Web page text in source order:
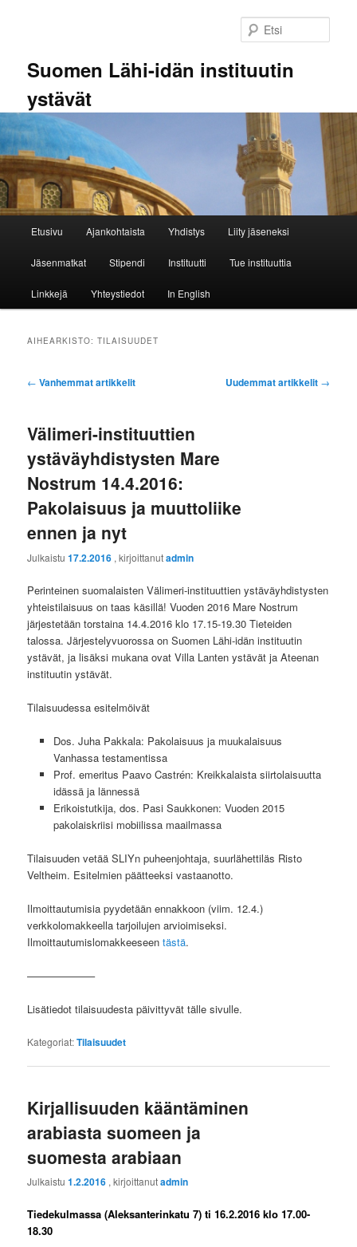
Suomen Lähi-idän instituutin
ystävät
Etusivu Ajankohtaista Yhdistys Liity jäseneksi
Jäsenmatkat Stipendi Instituutti Tue instituuttia
Linkkejä Yhteystiedot In English
AIHEARKISTO:TILAISUUDET
Artikkelien
← Vanhemmat artikkelit Uudemmat artikkelit →
Välimeri-instituuttien
ystäväyhdistysten Mare
Nostrum 14.4.2016:
Pakolaisuus ja muuttoliike
ennen ja nyt
Julkaistu17.2.2016 , kirjoittanutadmin
Perinteinen suomalaisten Välimeri-instituuttien ystäväyhdistysten
yhteistilaisuus on taas käsillä! Vuoden 2016 Mare Nostrum
järjestetään torstaina 14.4.2016 klo 17.15-19.30 Tieteiden
talossa. Järjestelyvuorossa on Suomen Lähi-idän instituutin
ystävät, ja lisäksi mukana ovat Villa Lanten ystävät ja Ateenan
instituutin ystävät.
Tilaisuudessa esitelmöivät
Dos. Juha Pakkala: Pakolaisuus ja muukalaisuus
Vanhassa testamentissa
Prof. emeritus Paavo Castrén: Kreikkalaista siirtolaisuutta
idässä ja lännessä
Erikoistutkija, dos. Pasi Saukkonen: Vuoden 2015
pakolaiskriisi mobiilissa maailmassa
Tilaisuuden vetää SLIYn puheenjohtaja, suurlähettiläs Risto
Veltheim. Esitelmien päätteeksi vastaanotto.
Ilmoittautumisia pyydetään ennakkoon (viim. 12.4.)
verkkolomakkeella tarjoilujen arvioimiseksi.
Ilmoittautumislomakkeeseentästä.
——————–
Lisätiedot tilaisuudesta päivittyvät tälle sivulle.
Kategoriat:Tilaisuudet
Kirjallisuuden kääntäminen
arabiasta suomeen ja
suomesta arabiaan
Julkaistu1.2.2016 , kirjoittanutadmin
Tiedekulmassa (Aleksanterinkatu 7) ti 16.2.2016 klo 17.00-
18.30